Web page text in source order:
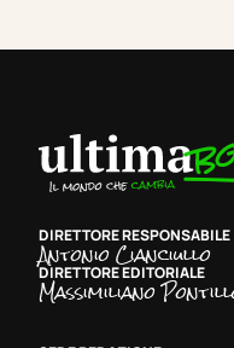
DIRETTORE RESPONSABILE
Antonio Cianciullo
DIRETTORE EDITORIALE
Massimiliano